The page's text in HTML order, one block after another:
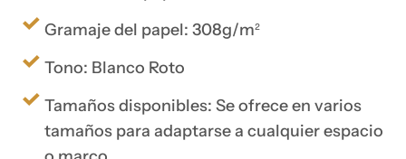
Gramaje del papel: 308g/m²
Tono: Blanco Roto
Tamaños disponibles: Se ofrece en varios
tamaños para adaptarse a cualquier espacio